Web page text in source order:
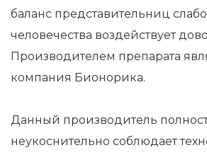
баланс представительниц
человечества воздействует
Производителем препарата
компания Бионорика.
Данный производитель
неукоснительно соблюдает